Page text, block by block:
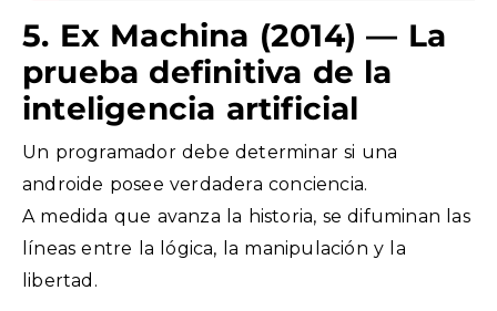
5. Ex Machina (2014) — La
prueba definitiva de la
inteligencia artificial
Un programador debe determinar si una
androide posee verdadera conciencia.
A medida que avanza la historia, se difuminan las
líneas entre la lógica, la manipulación y la
libertad.